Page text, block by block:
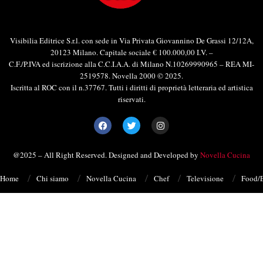
Visibilia Editrice S.r.l. con sede in Via Privata Giovannino De Grassi 12/12A,
20123 Milano. Capitale sociale € 100.000,00 I.V. –
C.F./P.IVA ed iscrizione alla C.C.I.A.A. di Milano N.10269990965 – REA MI-
2519578. Novella 2000 © 2025.
Iscritta al ROC con il n.37767. Tutti i diritti di proprietà letteraria ed artistica
riservati.
@2025 – All Right Reserved. Designed and Developed by Novella Cucina
Home Chi siamo Novella Cucina Chef Televisione Food/